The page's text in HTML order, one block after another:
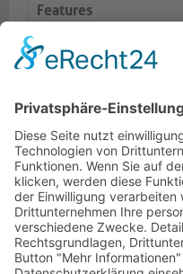
Features
Logistik
Dokumente
Ähnliche Artikel
HOTLINE